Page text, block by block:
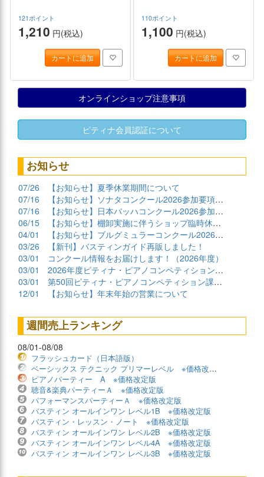
121ポイント
1,210 円(税込)
カートに追加
110ポイント
1,100 円(税込)
カートに追加
オンラインショップ注意事項
ピティナ会員認証について
お知らせ
07/26
【お知らせ】夏季休業期間について
07/16
【お知らせ】ソナタコンクール2026参加要項公開
07/16
【お知らせ】日本バッハコンクール2026参加要項公開
06/15
【お知らせ】棚卸実施に伴うショップ臨時休業について
04/01
【お知らせ】ブルグミュラーコンクール2026課題曲公開
03/26
【新刊】バスティンガイド再販しました！
03/01
コンクール情報をお届けします！（2026年度）
03/01
2026年度ピティナ・ピアノコンペティション課題曲商品
03/01
第50回ピティナ・ピアノコンペティション課題曲公開！
12/01
【お知らせ】年末年始の営業について
週間売上ランキング
08/01-08/08
フラッシュカード（日本語版）
ベーシックス テクニック プリマーレベル ※価格改定版
ピアノパーティー A ※価格改定版
聴音&楽典パーティーＡ ※価格改定版
パフォーマンスパーティーＡ ※価格改定版
バスティン オールインワン レベル1B ※価格改定版
バスティン・レッスン・ノート ※価格改定版
バスティン オールインワン レベル2B ※価格改定版
バスティン オールインワン レベル4A ※価格改定版
バスティン オールインワン レベル3B ※価格改定版